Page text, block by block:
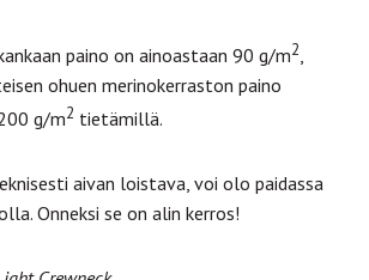
paino on ainoastaan 90 g/m2
ohuen merinokerraston paino
g/m2 tietämillä.
aivan loistava, voi olo paidassa
Onneksi se on alin kerros!